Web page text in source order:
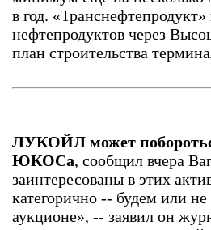
в год.
нефтепродуктов через
план строительства
ЛУКОЙЛ может
ЮКОСа, сообщил вчера
заинтересованы в этих
категорично -- будем или не
аукционе», -- заявил он